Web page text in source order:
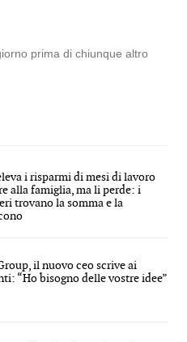
prima di chiunque altro
i risparmi di mesi di lavoro
alla famiglia, ma li perde: i
trovano la somma e la
il nuovo ceo scrive ai
“Ho bisogno delle vostre idee”